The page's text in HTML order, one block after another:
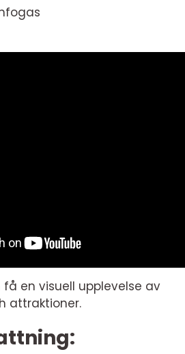
få en visuell upplevelse av
attraktioner.